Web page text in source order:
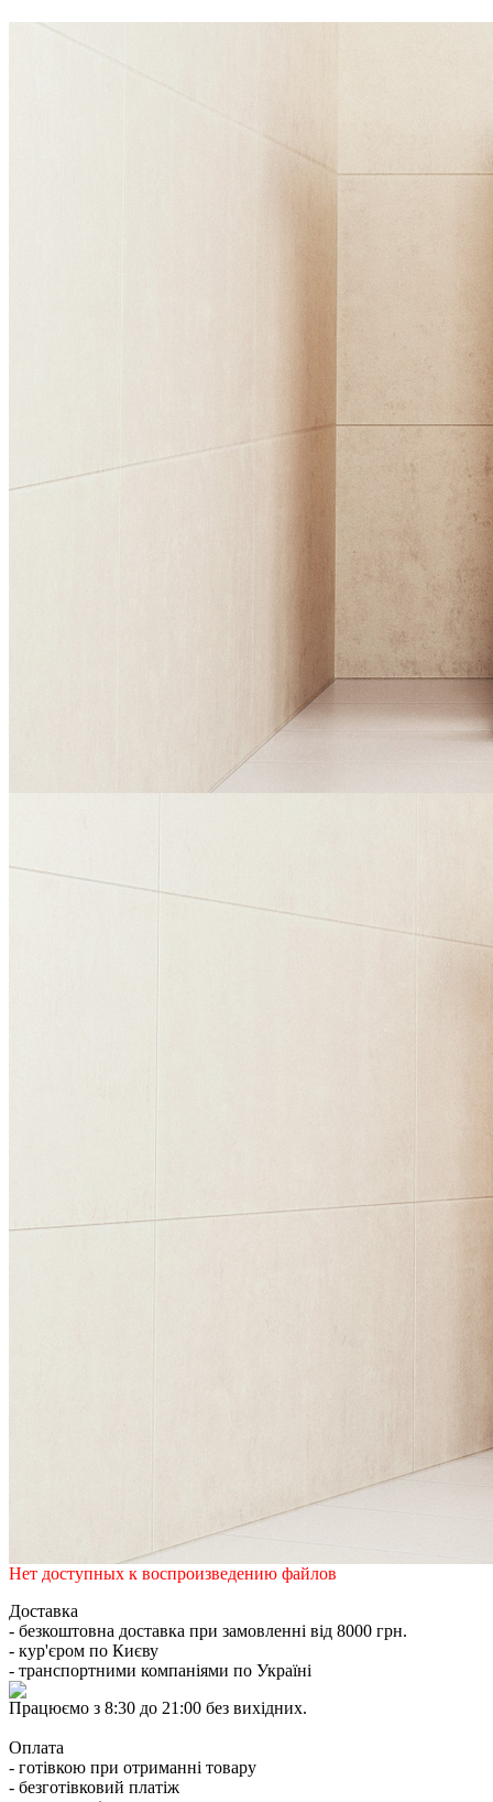
Нет доступных к воспроизведению файлов
Доставка
- безкоштовна доставка при замовленні від 8000 грн.
- кур'єром по Києву
- транспортними компаніями по Україні
Працюємо з 8:30 до 21:00 без вихідних.
Оплата
- готівкою при отриманні товару
- безготівковий платіж